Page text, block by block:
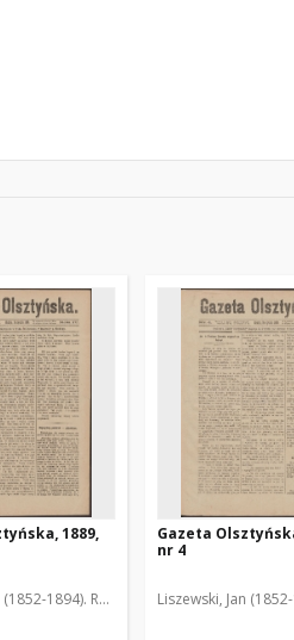
1889,
1894). Red.
Gazeta
nr 4
Liszewski, Jan (1852-